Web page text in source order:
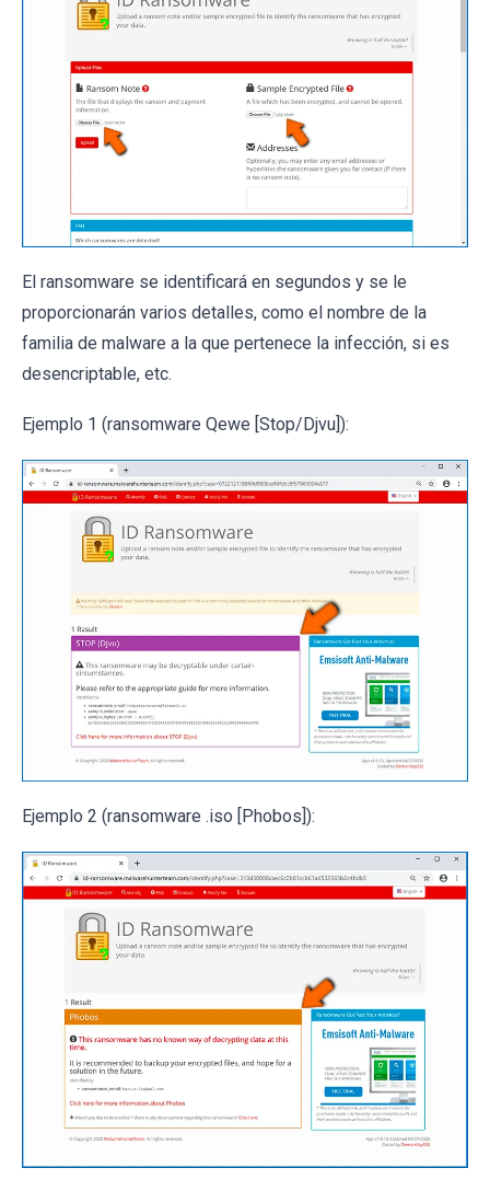
El ransomware se identificará en segundos y se le
proporcionarán varios detalles, como el nombre de la
familia de malware a la que pertenece la infección, si es
desencriptable, etc.
Ejemplo 1 (ransomware Qewe [Stop/Djvu]):
Ejemplo 2 (ransomware .iso [Phobos]):